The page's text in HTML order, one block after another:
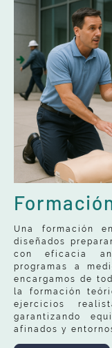
Una formación
diseñados
con eficacia
programas a
encargamos de
la formación
ejercicios
garantizando
afinados y